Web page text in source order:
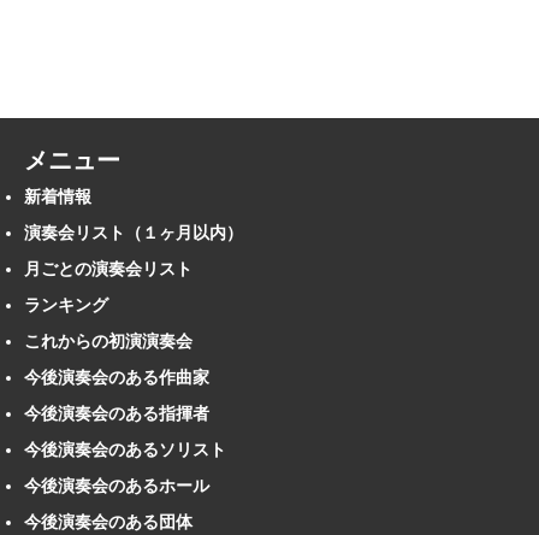
メニュー
新着情報
演奏会リスト（１ヶ月以内）
月ごとの演奏会リスト
ランキング
これからの初演演奏会
今後演奏会のある作曲家
今後演奏会のある指揮者
今後演奏会のあるソリスト
今後演奏会のあるホール
今後演奏会のある団体